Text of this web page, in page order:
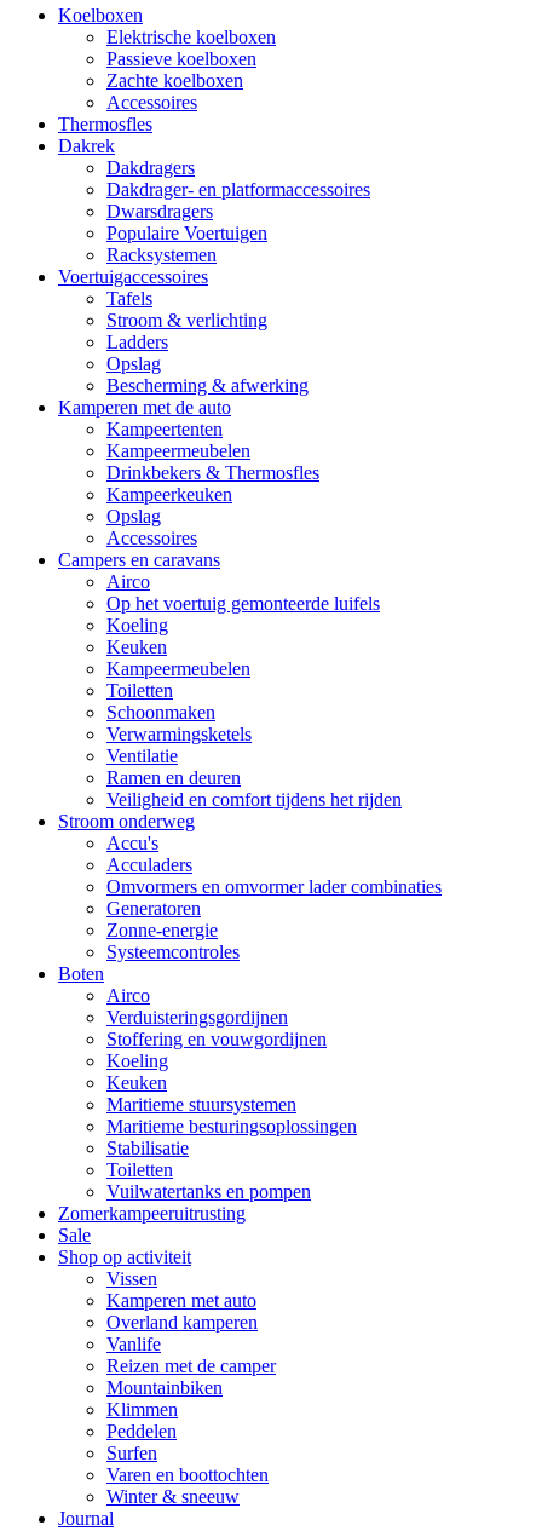
Koelboxen
Elektrische koelboxen
Passieve koelboxen
Zachte koelboxen
Accessoires
Thermosfles
Dakrek
Dakdragers
Dakdrager- en platformaccessoires
Dwarsdragers
Populaire Voertuigen
Racksystemen
Voertuigaccessoires
Tafels
Stroom & verlichting
Ladders
Opslag
Bescherming & afwerking
Kamperen met de auto
Kampeertenten
Kampeermeubelen
Drinkbekers & Thermosfles
Kampeerkeuken
Opslag
Accessoires
Campers en caravans
Airco
Op het voertuig gemonteerde luifels
Koeling
Keuken
Kampeermeubelen
Toiletten
Schoonmaken
Verwarmingsketels
Ventilatie
Ramen en deuren
Veiligheid en comfort tijdens het rijden
Stroom onderweg
Accu's
Acculaders
Omvormers en omvormer lader combinaties
Generatoren
Zonne-energie
Systeemcontroles
Boten
Airco
Verduisteringsgordijnen
Stoffering en vouwgordijnen
Koeling
Keuken
Maritieme stuursystemen
Maritieme besturingsoplossingen
Stabilisatie
Toiletten
Vuilwatertanks en pompen
Zomerkampeeruitrusting
Sale
Shop op activiteit
Vissen
Kamperen met auto
Overland kamperen
Vanlife
Reizen met de camper
Mountainbiken
Klimmen
Peddelen
Surfen
Varen en boottochten
Winter & sneeuw
Journal